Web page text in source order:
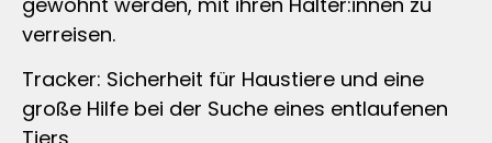
verreisen.
Tracker: Sicherheit für Haustiere und eine
große Hilfe bei der Suche eines entlaufenen